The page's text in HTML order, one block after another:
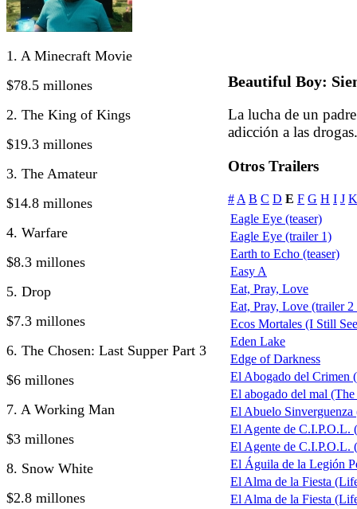
1. A Minecraft Movie
$78.5 millones
2. The King of Kings
$19.3 millones
3. The Amateur
$14.8 millones
4. Warfare
$8.3 millones
5. Drop
$7.3 millones
6. The Chosen: Last Supper Part 3
$6 millones
7. A Working Man
$3 millones
8. Snow White
$2.8 millones
Beautiful Boy:
La lucha de un
adicción a las drogas.
Otros Trailers
# A B C D E F G H I J K
Eagle Eye (teaser)
Eagle Eye (trailer 1)
Earth to Echo (teaser)
Easy A
Eat, Pray, Love
Eat, Pray, Love (trailer
Ecos Mortales (I Still
Eden Lake
Edge of Darkness
El Abogado del Crimen
El abogado del mal
El Abuelo Sinverguenza
El Agente de
El Agente de
El Águila de la Legión
El Alma de la Fiesta
El Alma de la Fiesta